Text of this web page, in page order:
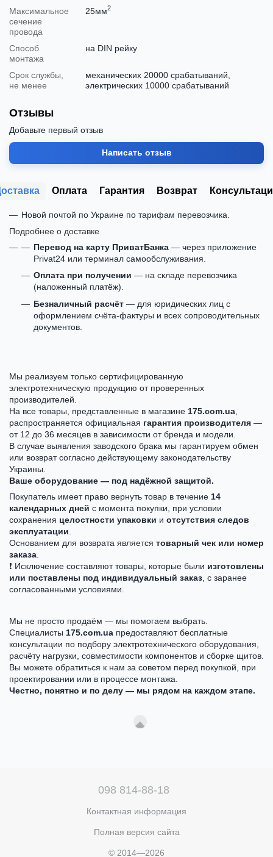
Максимальное
сечение
провода
25мм2
Способ
монтажа
на DIN рейку
Срок службы,
не менее
механических 20000 срабатываний,
электрических 10000 срабатываний
Отзывы
Добавьте первый отзыв
Написать отзыв
Оплата Гарантия Возврат
Новой почтой по Украине по тарифам перевозчика.
Подробнее о доставке
Перевод на карту ПриватБанка — через приложение
Privat24 или терминал самообслуживания.
Оплата при получении — на складе перевозчика
(наложенный платёж).
Безналичный расчёт — для юридических лиц с
оформлением счёта-фактуры и всех сопроводительных
документов.
Мы реализуем только сертифицированную
электротехническую продукцию от проверенных
производителей.
На все товары, представленные в магазине 175.com.ua
распространяется официальная гарантия производителя —
от 12 до 36 месяцев в зависимости от бренда и модели.
В случае выявления заводского брака мы гарантируем обмен
или возврат согласно действующему законодательству
Украины.
Ваше оборудование — под надёжной защитой.
Покупатель имеет право вернуть товар в течение 14
календарных дней с момента покупки, при условии
сохранения целостности упаковки и отсутствия следов
эксплуатации
Основанием для возврата является товарный чек или номер
заказа
❗ Исключение составляют товары, которые были изготовлены
или поставлены под индивидуальный заказ , с заранее
согласованными условиями.
Мы не просто продаём — мы помогаем выбрать.
Специалисты 175.com.ua предоставляют бесплатные
консультации по подбору электротехнического оборудования,
расчёту нагрузки, совместимости компонентов и сборке щитов.
Вы можете обратиться к нам за советом перед покупкой, при
проектировании или в процессе монтажа.
Честно, понятно и по делу — мы рядом на каждом этапе.
098 814-88-18
Контактная информация
Полная версия сайта
© 2014—2026